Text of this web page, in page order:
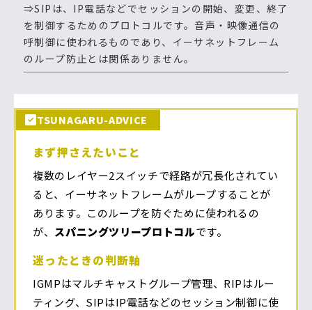
⇒SIPは、IP電話などでセッションの開始、変更、終了
を制御するためのプロトコルです。音声・映像通信の
呼制御に使われるものであり、イーサネットフレーム
のループ防止とは関係ありません。
TSUNAGARU-ADVICE
まず押さえたいこと
複数のレイヤー2スイッチで経路が冗長化されてい
ると、イーサネットフレームがループすることが
あります。このループを防ぐために使われるの
が、 スパニングツリープロトコルです。
迷ったときの判断軸
IGMPはマルチキャストグループ管理、RIPはルー
ティング、SIPはIP電話などのセッション制御に使